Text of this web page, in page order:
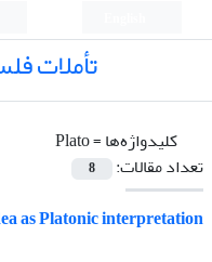
تأملات
کلیدواژه‌ها =Plato
تعداد مقالات:
8
as Platonic interpretation